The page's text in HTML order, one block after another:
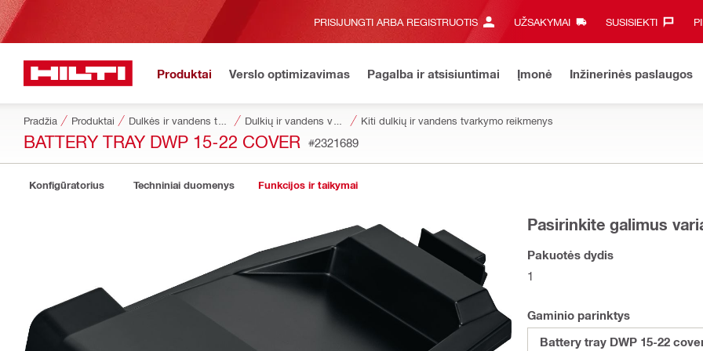
PRISIJUNGTI ARBA REGISTRUOTIS UŽSAKYMAI SUSISIEKTI‎
Produktai Verslo optimizavimas Pagalba ir atsisiuntimai Įmonė Inžinerinės paslaugos
Pradžia Produktai Kiti dulkių ir vandens tvarkymo reikmenys
BATTERY TRAY DWP 15-22 COVER #2321689
Konfigūratorius Techniniai duomenys Funkcijos ir taikymai
Pasirinkite galimus
Pakuotės dydis
1
Gaminio parinktys
Battery tray DWP 15-22